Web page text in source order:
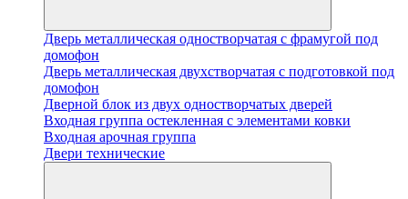
Дверь металлическая одностворчатая с фрамугой под
домофон
Дверь металлическая двухстворчатая с подготовкой под
домофон
Дверной блок из двух одностворчатых дверей
Входная группа остекленная с элементами ковки
Входная арочная группа
Двери технические